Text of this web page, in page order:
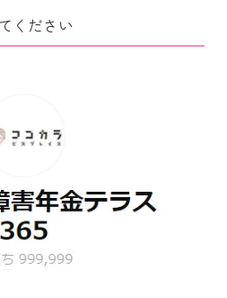
ください